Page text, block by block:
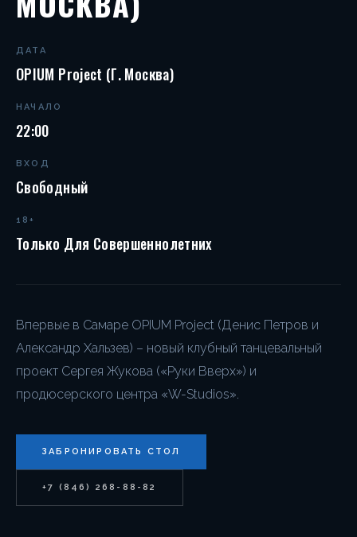
ДАТА
OPIUM Project (г. Москва)
НАЧАЛО
22:00
ВХОД
Свободный
18+
Только Для Совершеннолетних
Впервые в Самаре OPIUM Project (Денис Петров и
Александр Хальзев) – новый клубный танцевальный
проект Сергея Жукова («Руки Вверх») и
продюсерского центра «W-Studios».
ЗАБРОНИРОВАТЬ СТОЛ
+7 (846) 268-88-82